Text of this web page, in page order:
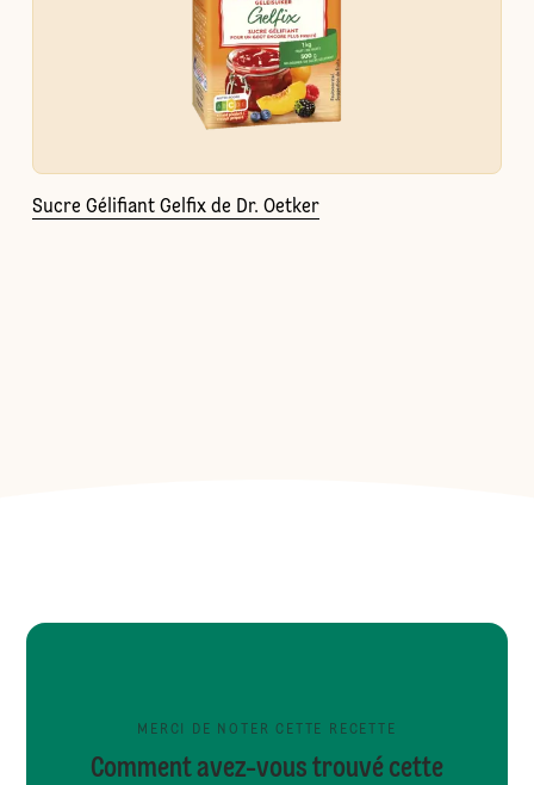
Sucre Gélifiant Gelfix de Dr. Oetker
MERCI DE NOTER CETTE RECETTE
Comment avez-vous trouvé cette